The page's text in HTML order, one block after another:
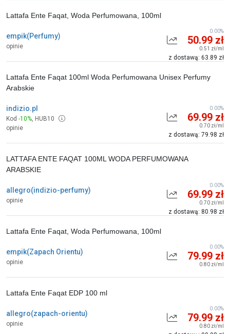
empik(Perfumy)
opinie
Lattafa Ente Faqat, Woda Perfumowana, 100ml
50.99 zł
0.51 zł/ml
z dostawą: 63.89 zł
0.00%
indizio.pl
Kod -10%, HUB10
opinie
Lattafa Ente Faqat 100ml Woda Perfumowana Unisex Perfumy
Arabskie
69.99 zł
0.70 zł/ml
z dostawą: 79.98 zł
0.00%
allegro(indizio-perfumy)
opinie
LATTAFA ENTE FAQAT 100ML WODA PERFUMOWANA
ARABSKIE
69.99 zł
0.70 zł/ml
z dostawą: 80.98 zł
0.00%
empik(Zapach Orientu)
opinie
Lattafa Ente Faqat, Woda Perfumowana, 100ml
79.99 zł
0.80 zł/ml
0.00%
allegro(zapach-orientu)
opinie
Lattafa Ente Faqat EDP 100 ml
79.99 zł
0.80 zł/ml
0.00%